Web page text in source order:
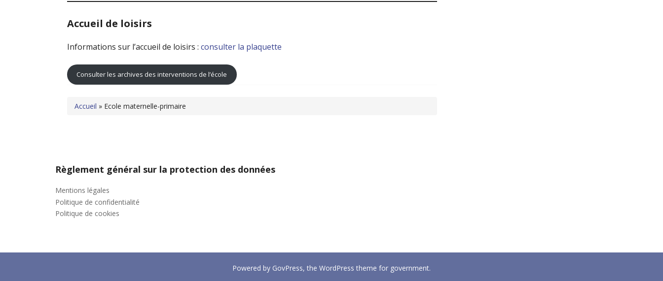
Accueil de loisirs
Informations sur l’accueil de loisirs : consulter la plaquette
Consulter les archives des interventions de l’école
Accueil » Ecole maternelle-primaire
Règlement général sur la protection des données
Mentions légales
Politique de confidentialité
Politique de cookies
Powered by GovPress, the WordPress theme for government.